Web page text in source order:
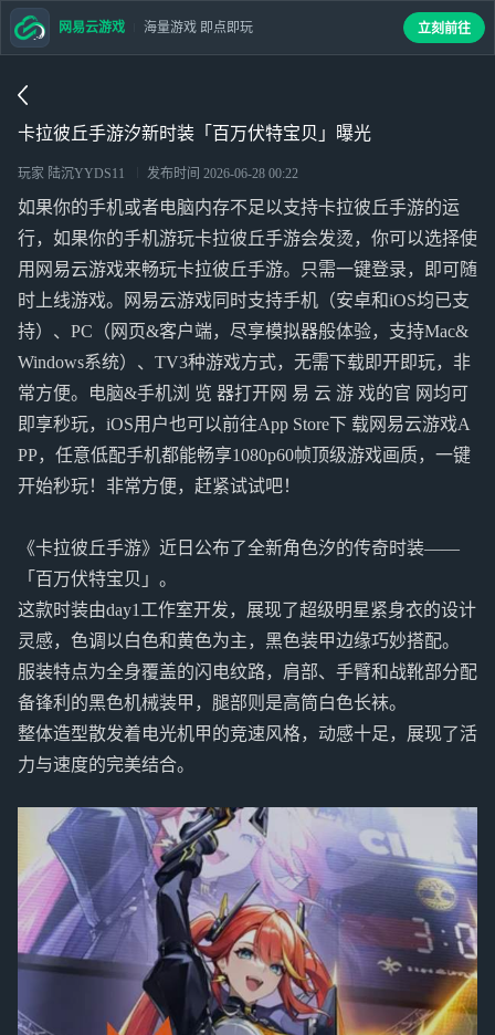
卡拉彼丘手游汐新时装「百万伏特宝贝」曝光
玩家 陆沉YYDS11 发布时间 2026-06-28 00:22
如果你的手机或者电脑内存不足以支持卡拉彼丘手游的运
行，如果你的手机游玩卡拉彼丘手游会发烫，你可以选择使
用网易云游戏来畅玩卡拉彼丘手游。只需一键登录，即可随
时上线游戏。网易云游戏同时支持手机（安卓和iOS均已支
持）、PC（网页&客户端，尽享模拟器般体验，支持Mac&
Windows系统）、TV3种游戏方式，无需下载即开即玩，非
常方便。电脑&手机浏 览 器打开网 易 云 游 戏的官 网均可
即享秒玩，iOS用户也可以前往App Store下 载网易云游戏A
PP，任意低配手机都能畅享1080p60帧顶级游戏画质，一键
开始秒玩！非常方便，赶紧试试吧！
《卡拉彼丘手游》近日公布了全新角色汐的传奇时装——
「百万伏特宝贝」。
这款时装由day1工作室开发，展现了超级明星紧身衣的设计
灵感，色调以白色和黄色为主，黑色装甲边缘巧妙搭配。
服装特点为全身覆盖的闪电纹路，肩部、手臂和战靴部分配
备锋利的黑色机械装甲，腿部则是高筒白色长袜。
整体造型散发着电光机甲的竞速风格，动感十足，展现了活
力与速度的完美结合。
网易云游戏 海量游戏 即点即玩 立刻前往